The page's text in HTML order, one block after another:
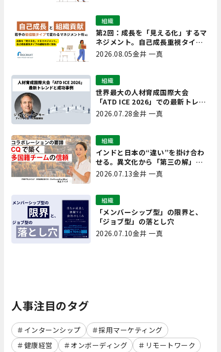
第2回：成長を「見える化」するマ
ネジメント。自己成長重視タイプ
の離職を防ぐ技術
組織
2026.08.05金井 一真
世界最大の人材育成国際大会
「ATD ICE 2026」での最新トレン
ドと成功事例｜「重要で実用的
な、日本にも合う」ホットトピッ
組織
2026.07.28金井 一真
インドと日本の“違い”を掛け合わ
せる。異文化から「第三の解」を
生み出す実践【現場を変えるCQ白
組織
2026.07.13金井 一真
「メンバーシップ型」の限界と、
「ジョブ型」の落とし穴
組織
2026.07.10金井 一真
人事注目のタグ
インターンシップ
採用マーケティング
健康経営
オンボーディング
リモートワーク